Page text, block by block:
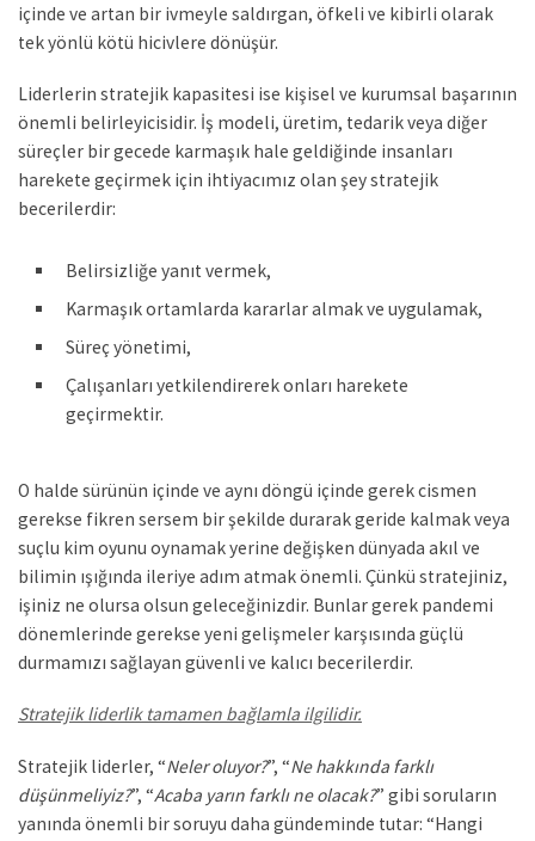
içinde ve artan bir ivmeyle saldırgan, öfkeli ve kibirli olarak
tek yönlü kötü hicivlere dönüşür.
Liderlerin stratejik kapasitesi ise kişisel ve kurumsal başarının
önemli belirleyicisidir. İş modeli, üretim, tedarik veya diğer
süreçler bir gecede karmaşık hale geldiğinde insanları
harekete geçirmek için ihtiyacımız olan şey stratejik
becerilerdir:
Belirsizliğe yanıt vermek,
Karmaşık ortamlarda kararlar almak ve uygulamak,
Süreç yönetimi,
Çalışanları yetkilendirerek onları harekete
geçirmektir.
O halde sürünün içinde ve aynı döngü içinde gerek cismen
gerekse fikren sersem bir şekilde durarak geride kalmak veya
suçlu kim oyunu oynamak yerine değişken dünyada akıl ve
bilimin ışığında ileriye adım atmak önemli. Çünkü stratejiniz,
işiniz ne olursa olsun geleceğinizdir. Bunlar gerek pandemi
dönemlerinde gerekse yeni gelişmeler karşısında güçlü
durmamızı sağlayan güvenli ve kalıcı becerilerdir.
Stratejik liderlik tamamen bağlamla ilgilidir.
Stratejik liderler, “Neler oluyor?”, “Ne hakkında farklı
düşünmeliyiz?”, “Acaba yarın farklı ne olacak?” gibi soruların
yanında önemli bir soruyu daha gündeminde tutar: “Hangi